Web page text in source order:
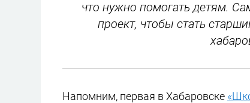
что нужно помогать детям.
проект, чтобы стать
Напомним, первая в Хабаровске